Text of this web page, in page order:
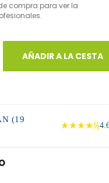
compra para ver la
AÑADIR A LA CESTA
(19
★★★★½